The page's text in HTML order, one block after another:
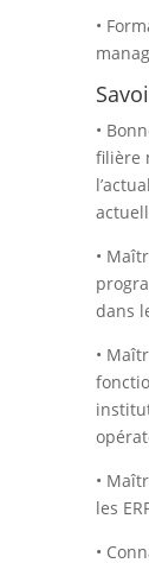
•
•
filière
•
dans
•
•
les
•